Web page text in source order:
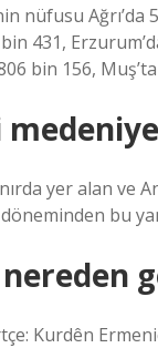
Ağrı’da
431,
bin 156,
yer alan ve
bu
Kurdên